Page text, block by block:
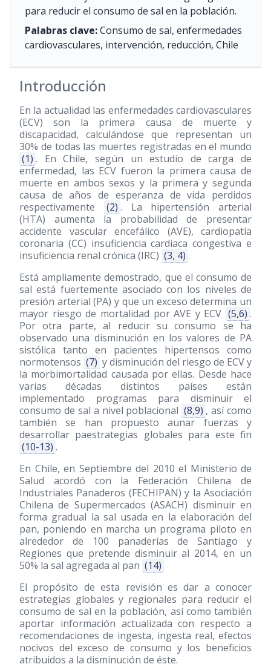
para reducir el consumo de sal en la población.
Palabras clave:Consumo de sal, enfermedades
cardiovasculares, intervención, reducción, Chile
Introducción
En la actualidad las enfermedades cardiovasculares
(ECV) son la primera causa de muerte y
discapacidad, calculándose que representan un
30% de todas las muertes registradas en el mundo
(1) . En Chile, según un estudio de carga de
enfermedad, las ECV fueron la primera causa de
muerte en ambos sexos y la primera y segunda
causa de años de esperanza de vida perdidos
respectivamente
(2) . La hipertensión arterial
(HTA) aumenta la probabilidad de presentar
accidente vascular encefálico (AVE), cardiopatía
coronaria (CC) insuficiencia cardiaca congestiva e
insuficiencia renal crónica (IRC) (3, 4) .
Está ampliamente demostrado, que el consumo de
sal está fuertemente asociado con los niveles de
presión arterial (PA) y que un exceso determina un
mayor riesgo de mortalidad por AVE y ECV (5,6) .
Por otra parte, al reducir su consumo se ha
observado una disminución en los valores de PA
sistólica tanto en pacientes hipertensos como
normotensos (7) y disminución del riesgo de ECV y
la morbimortalidad causada por ellas. Desde hace
varias décadas distintos países están
implementado programas para disminuir el
consumo de sal a nivel poblacional (8,9) , así como
también se han propuesto aunar fuerzas y
desarrollar paestrategias globales para este fin
(10-13) .
En Chile, en Septiembre del 2010 el Ministerio de
Salud acordó con la Federación Chilena de
Industriales Panaderos (FECHIPAN) y la Asociación
Chilena de Supermercados (ASACH) disminuir en
forma gradual la sal usada en la elaboración del
pan, poniendo en marcha un programa piloto en
alrededor de 100 panaderías de Santiago y
Regiones que pretende disminuir al 2014, en un
50% la sal agregada al pan (14)
El propósito de esta revisión es dar a conocer
estrategias globales y regionales para reducir el
consumo de sal en la población, así como también
aportar información actualizada con respecto a
recomendaciones de ingesta, ingesta real, efectos
nocivos del exceso de consumo y los beneficios
atribuidos a la disminución de éste.